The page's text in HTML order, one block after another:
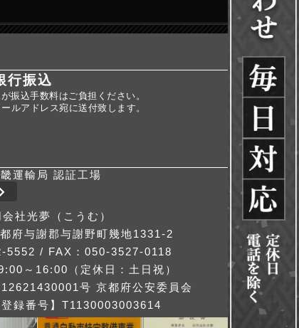
行振込
振込手数料はご負担ください。
ルアドレス宛に送付致します。
運輸局 認証工場
社光夢（こうむ）
府与謝郡与謝野町幾地1331-2
5552 / FAX：050-3527-0118
～16:00（定休日：土日祝）
号 京都府公安委員会
登録番号】T1130003003614